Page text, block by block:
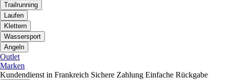
Trailrunning
Laufen
Klettern
Wassersport
Angeln
Outlet
Marken
Kundendienst in Frankreich Sichere Zahlung Einfache Rückgabe